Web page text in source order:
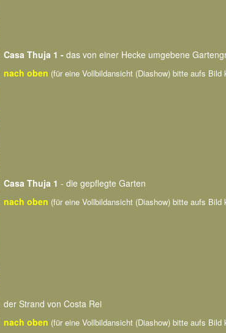
Casa Thuja 1 - das von einer Hecke umgebene
nach oben (für eine Vollbildansicht (Diashow) bitte aufs Bild
Casa Thuja 1 - die gepflegte Garten
nach oben (für eine Vollbildansicht (Diashow) bitte aufs Bild
der Strand von Costa Rei
nach oben (für eine Vollbildansicht (Diashow) bitte aufs Bild